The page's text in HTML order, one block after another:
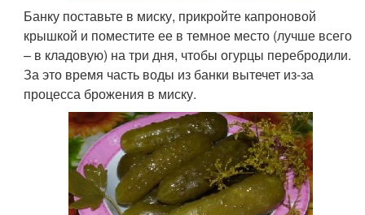
Банку поставьте в миску, прикройте капроновой
крышкой и поместите ее в темное место (лучше всего
– в кладовую) на три дня, чтобы огурцы перебродили.
За это время часть воды из банки вытечет из-за
процесса брожения в миску.